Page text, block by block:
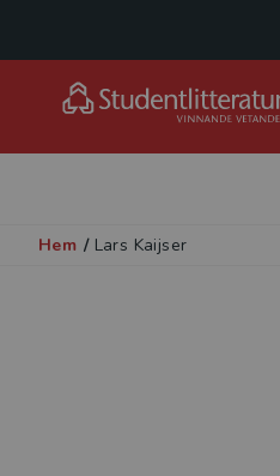
Hem / Lars Kaijser